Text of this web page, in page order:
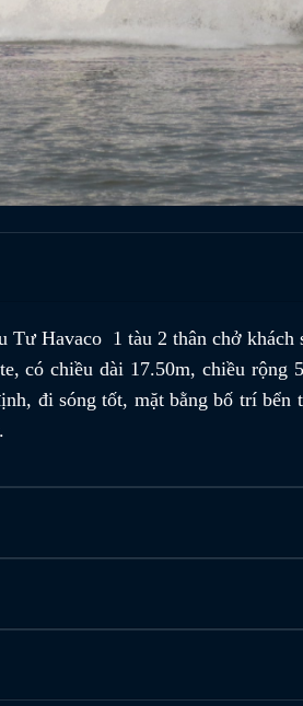
Havaco 1 tàu 2 thân chở
có chiều dài 17.50m, chiều
đi sóng tốt, mặt bằng bố trí